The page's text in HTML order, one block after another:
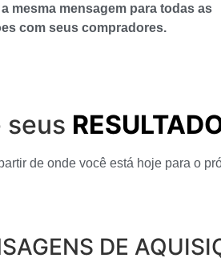
mesma mensagem para todas as
com seus compradores.
seus
de onde você está hoje para o
DE